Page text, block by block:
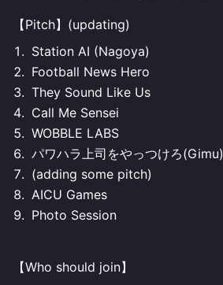
【Pitch】(updating)
Station AI (Nagoya)
Football News Hero
They Sound Like Us
Call Me Sensei
WOBBLE LABS
パワハラ上司をやっつけろ(Gimu)
(adding some pitch)
AICU Games
Photo Session
【Who should join】